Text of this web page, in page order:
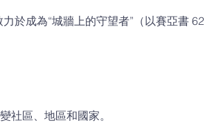
於成為“城牆上的守望者”（以賽亞書 62
社區、地區和國家。